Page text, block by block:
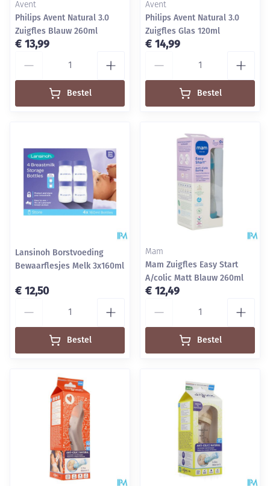
Avent
Philips Avent Natural 3.0
Zuigfles Blauw 260ml
€ 13,99
Bestel
Avent
Philips Avent Natural 3.0
Zuigfles Glas 120ml
€ 14,99
Bestel
Lansinoh Borstvoeding
Bewaarflesjes Melk 3x160ml
€ 12,50
Bestel
Mam
Mam Zuigfles Easy Start
A/colic Matt Blauw 260ml
€ 12,49
Bestel